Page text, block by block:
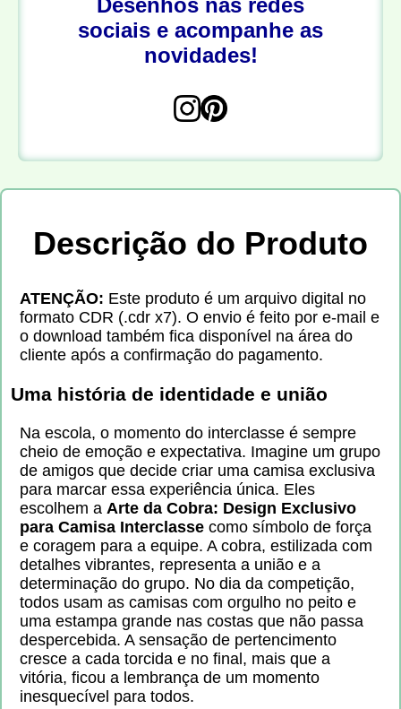
sociais e acompanhe as
novidades!
Descrição do Produto
ATENÇÃO: Este produto é um arquivo digital no
formato CDR (.cdr x7). O envio é feito por e-mail e
o download também fica disponível na área do
cliente após a confirmação do pagamento.
Uma história de identidade e união
Na escola, o momento do interclasse é sempre
cheio de emoção e expectativa. Imagine um grupo
de amigos que decide criar uma camisa exclusiva
para marcar essa experiência única. Eles
escolhem a Arte da Cobra: Design Exclusivo
para Camisa Interclasse como símbolo de força
e coragem para a equipe. A cobra, estilizada com
detalhes vibrantes, representa a união e a
determinação do grupo. No dia da competição,
todos usam as camisas com orgulho no peito e
uma estampa grande nas costas que não passa
despercebida. A sensação de pertencimento
cresce a cada torcida e no final, mais que a
vitória, ficou a lembrança de um momento
inesquecível para todos.